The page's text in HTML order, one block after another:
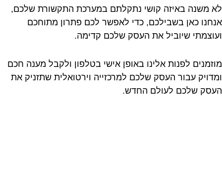
לא משנה באיזה קושי נתקלתם במערכת התקשורת שלכם,
אנחנו כאן בשבילכם, כדי לאפשר לכם פתרון מתוחכם
ועוצמתי שיוביל את העסק שלכם קדימה.
מוזמנים לפנות אלינו באופן אישי בטלפון ולקבל מענה חכם
ומדויק עבור העסק שלכם למרכזייה וירטואלית שתזניק את
העסק שלכם לעולם החדש.